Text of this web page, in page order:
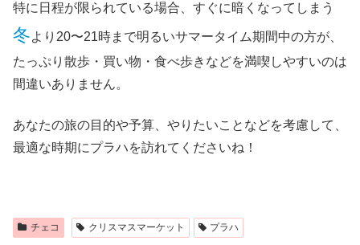
特に日程が限られている場合、すぐに暗くなってしまう
冬より20〜21時まで明るいサマータイム期間中の方が、
たっぷり散歩・買い物・食べ歩きなどを満喫しやすいのは
間違いありません。
あなたの旅の目的や予算、やりたいことなどを考慮して、
最適な時期にプラハを訪れてくださいね！
チェコ クリスマスマーケット プラハ